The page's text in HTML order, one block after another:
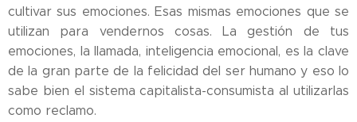
cultivar sus emociones. Esas mismas emociones que se
utilizan para vendernos cosas. La gestión de tus
emociones, la llamada, inteligencia emocional, es la clave
de la gran parte de la felicidad del ser humano y eso lo
sabe bien el sistema capitalista-consumista al utilizarlas
como reclamo.